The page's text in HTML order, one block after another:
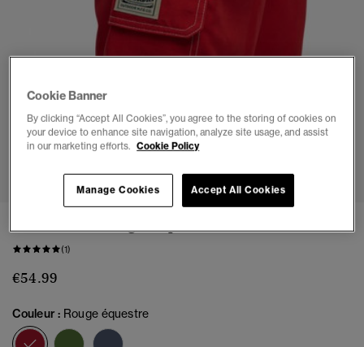
3 4
(1)
€54.99
Couleur : Rouge équestre
sélectionné
Cookie Banner
By clicking “Accept All Cookies”, you agree to the storing of cookies on
your device to enhance site navigation, analyze site usage, and assist
in our marketing efforts. Cookie Policy
Accept All Cookies
Manage Cookies